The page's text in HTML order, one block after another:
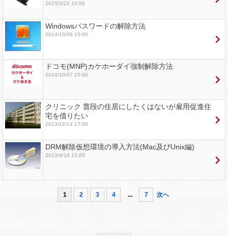
2015/3/22 15:00
Windowsパスワードの解除方法
2014/10/08 15:00
ドコモ(MNP)カケホーダイ強制解除方法
2014/10/07 15:00
クリニック 普段の住居にしたくはないが雇用促進住
宅を借りたい
2013/12/14 17:00
DRM解除仮想環境の導入方法(Mac及びUnix編)
2013/9/14 15:00
1 2 3 4 ... 7 次へ